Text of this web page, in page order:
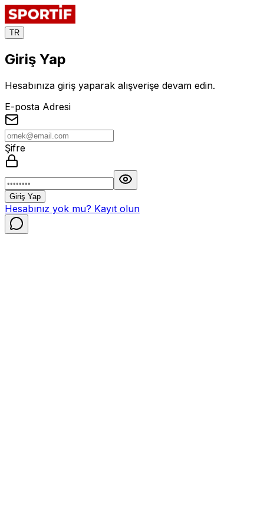
TR
Giriş Yap
Hesabınıza giriş yaparak alışverişe devam edin.
E-posta Adresi
Şifre
Giriş Yap
Hesabınız yok mu? Kayıt olun